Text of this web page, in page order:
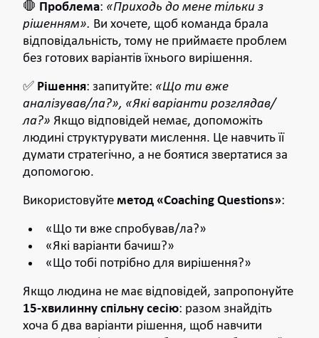
🛑 Проблема: «Приходь до мене тільки з
рішенням». Ви хочете, щоб команда брала
відповідальність, тому не приймаєте проблем
без готових варіантів їхнього вирішення.
✅ Рішення: запитуйте: «Що ти вже
аналізував/ла?», «Які варіанти розглядав/
ла?» Якщо відповідей немає, допоможіть
людині структурувати мислення. Це навчить її
думати стратегічно, а не боятися звертатися за
допомогою.
Використовуйте метод «Coaching Questions»:
«Що ти вже спробував/ла?»
«Які варіанти бачиш?»
«Що тобі потрібно для вирішення?»
Якщо людина не має відповідей, запропонуйте
15-хвилинну спільну сесію: разом знайдіть
хоча б два варіанти рішення, щоб навчити